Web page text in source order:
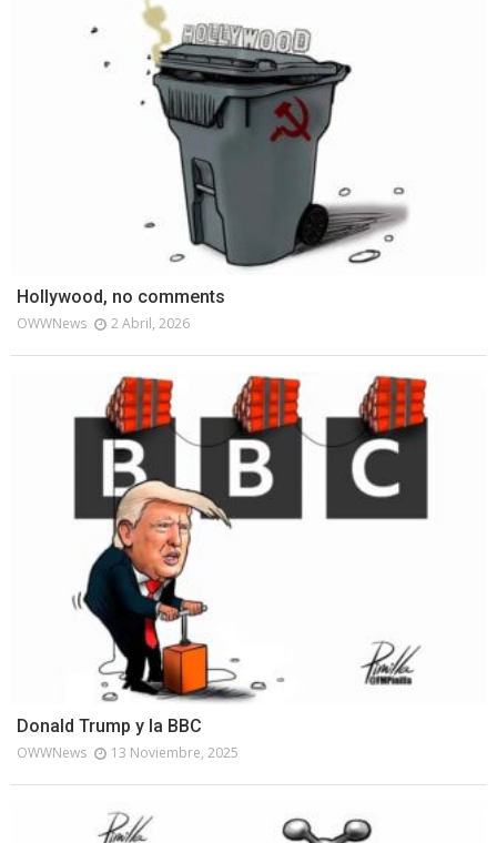
Hollywood, no comments
OWWNews 2 Abril, 2026
Donald Trump y la BBC
OWWNews 13 Noviembre, 2025